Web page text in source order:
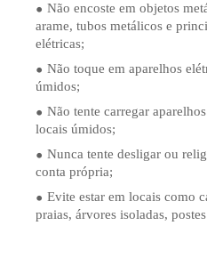
Não encoste em objetos
arame, tubos metálicos e
elétricas;
Não toque em aparelhos
úmidos;
Não tente carregar
locais úmidos;
Nunca tente desligar ou
conta própria;
Evite estar em locais como
praias, árvores isoladas,